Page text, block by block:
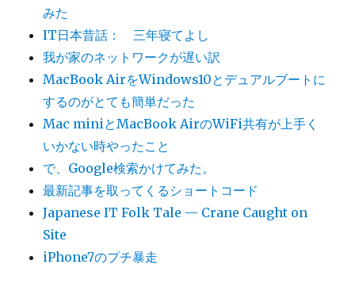
みた
IT日本昔話： 三年寝てよし
我が家のネットワークが遅い訳
MacBook AirをWindows10とデュアルブートに
するのがとても簡単だった
Mac miniとMacBook AirのWiFi共有が上手く
いかない時やったこと
で、Google検索かけてみた。
最新記事を取ってくるショートコード
Japanese IT Folk Tale — Crane Caught on
Site
iPhone7のプチ暴走